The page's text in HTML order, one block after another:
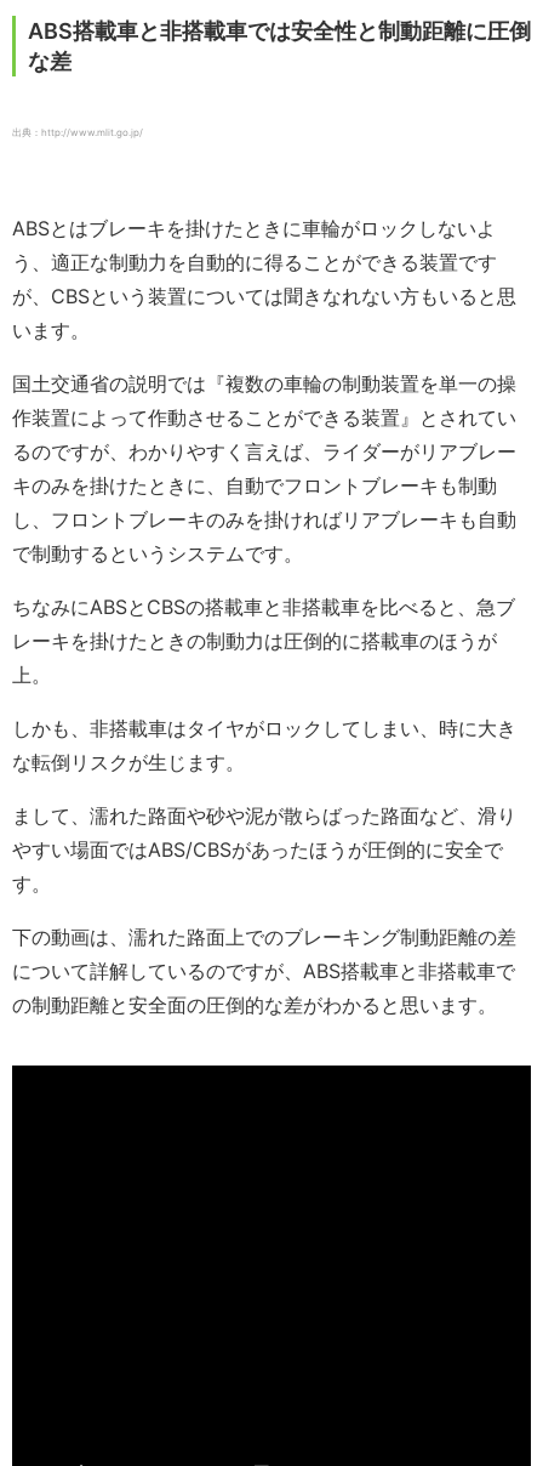
ABS搭載車と非搭載車では安全性と制動距離に圧倒
な差
出典：http://www.mlit.go.jp/
ABSとはブレーキを掛けたときに車輪がロックしないよ
う、適正な制動力を自動的に得ることができる装置です
が、CBSという装置については聞きなれない方もいると思
います。
国土交通省の説明では『複数の車輪の制動装置を単一の操
作装置によって作動させることができる装置』とされてい
るのですが、わかりやすく言えば、ライダーがリアブレー
キのみを掛けたときに、自動でフロントブレーキも制動
し、フロントブレーキのみを掛ければリアブレーキも自動
で制動するというシステムです。
ちなみにABSとCBSの搭載車と非搭載車を比べると、急ブ
レーキを掛けたときの制動力は圧倒的に搭載車のほうが
上。
しかも、非搭載車はタイヤがロックしてしまい、時に大き
な転倒リスクが生じます。
まして、濡れた路面や砂や泥が散らばった路面など、滑り
やすい場面ではABS/CBSがあったほうが圧倒的に安全で
す。
下の動画は、濡れた路面上でのブレーキング制動距離の差
について詳解しているのですが、ABS搭載車と非搭載車で
の制動距離と安全面の圧倒的な差がわかると思います。